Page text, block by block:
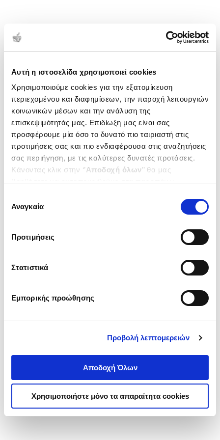
Αυτή η ιστοσελίδα χρησιμοποιεί cookies
Χρησιμοποιούμε cookies για την εξατομίκευση
περιεχομένου και διαφημίσεων, την παροχή λειτουργιών
κοινωνικών μέσων και την ανάλυση της
επισκεψιμότητάς μας. Επιδίωξη μας είναι σας
προσφέρουμε μία όσο το δυνατό πιο ταιριαστή στις
προτιμήσεις σας και πιο ενδιαφέρουσα στις αναζητήσεις
σας περιήγηση, με τις καλύτερες δυνατές προτάσεις.
Κάνοντας κλικ στην ‘’Αποδοχή όλων’’ θα μας
ενδιαφέρουν και να επιλέξετε από τα παρακάτω με την
΄΄και να ενημερωθείτε σχετικά με
συγκατάθεσης
Αναγκαία
Προτιμήσεις
Στατιστικά
Εμπορικής προώθησης
Προβολή λεπτομερειών
Αποδοχή Όλων
Χρησιμοποιήστε μόνο τα απαραίτητα cookies